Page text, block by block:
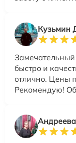
Кузьмин
быстро и
отлично. Цены
Рекомендую!